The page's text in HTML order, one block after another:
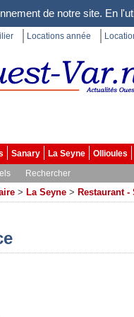
de notre site. En
Locations année
Sanary La Seyne Ollioules
Rechercher
> La Seyne > Restaurant -